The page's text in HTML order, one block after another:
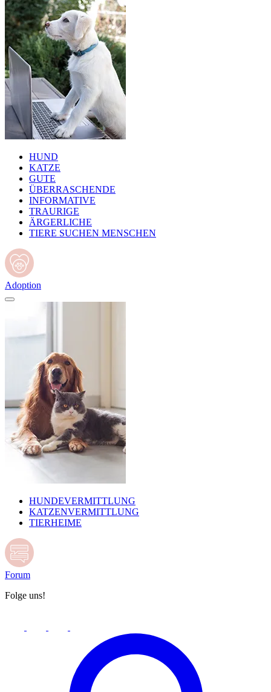
HUND
KATZE
GUTE
ÜBERRASCHENDE
INFORMATIVE
TRAURIGE
ÄRGERLICHE
TIERE SUCHEN MENSCHEN
Adoption
HUNDEVERMITTLUNG
KATZENVERMITTLUNG
TIERHEIME
Forum
Folge uns!